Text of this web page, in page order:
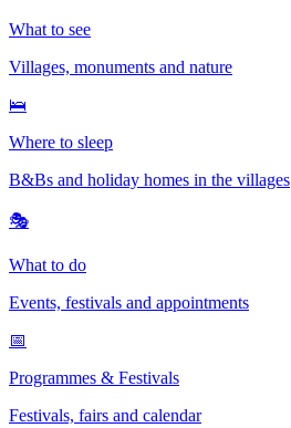
What to see
Villages, monuments and nature
🛌
Where to sleep
B&Bs and holiday homes in the villages
🎭
What to do
Events, festivals and appointments
📅
Programmes & Festivals
Festivals, fairs and calendar